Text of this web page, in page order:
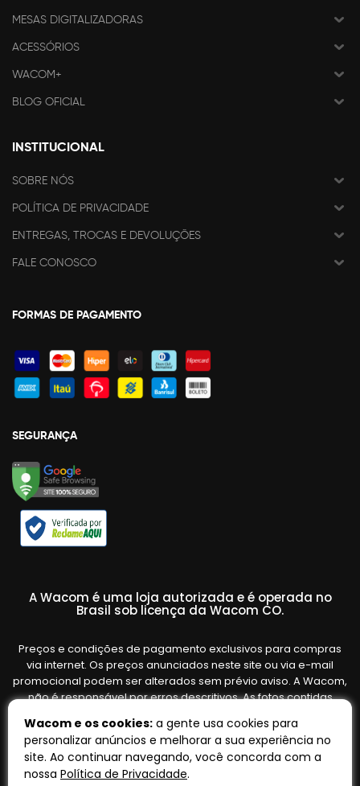
MESAS DIGITALIZADORAS
ACESSÓRIOS
WACOM+
BLOG OFICIAL
INSTITUCIONAL
SOBRE NÓS
POLÍTICA DE PRIVACIDADE
ENTREGAS, TROCAS E DEVOLUÇÕES
FALE CONOSCO
FORMAS DE PAGAMENTO
SEGURANÇA
A Wacom é uma loja autorizada e é operada no
Brasil sob licença da Wacom CO.
Preços e condições de pagamento exclusivos para compras
via internet. Os preços anunciados neste site ou via e-mail
promocional podem ser alterados sem prévio aviso. A Wacom,
não é responsável por erros descritivos. As fotos contidas
variar de acordo com o fornecedor/lote do fabricante. Ofertas
válidas até o término de nossos estoques. Vendas sujeitas à
análise e confirmação de dados.
Wacom e os cookies: a gente usa cookies para
personalizar anúncios e melhorar a sua experiência no
site. Ao continuar navegando, você concorda com a
nossa Política de Privacidade.